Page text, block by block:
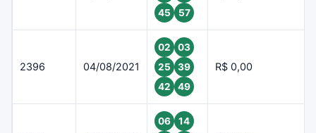
45
57
2396 04/08/2021
02
03
25
39
42
49
R$ 0,00
06
14